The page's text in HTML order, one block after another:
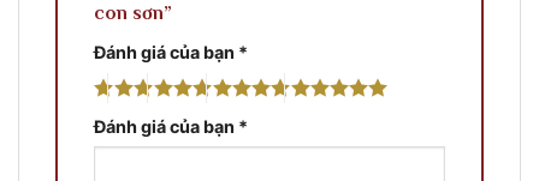
con sơn”
Đánh giá của bạn *
Đánh giá của bạn *